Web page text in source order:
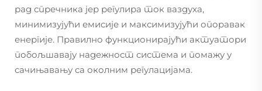
рад спречника јер регулира ток ваздуха,
минимизујући емисије и максимизујући опоравак
енергије. Правилно функционирајући актуатори
побољшавају надежност система и помажу у
сачињавању са околним регулацијама.